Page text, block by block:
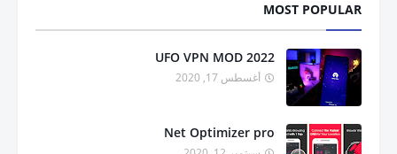
MOST POPULAR
UFO VPN MOD 2022
أغسطس 17, 2020
Net Optimizer pro